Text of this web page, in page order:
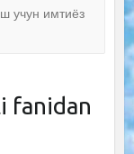
учун имтиёз
fanidan